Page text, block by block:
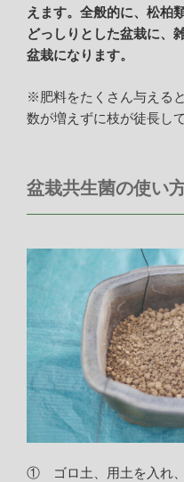
えます。全般的に、松柏
どっしりとした盆栽に、
盆栽になります。
※肥料をたくさん与える
数が増えずに枝が徒長し
盆栽共生菌の使い
① ゴロ土、用土を入れ、